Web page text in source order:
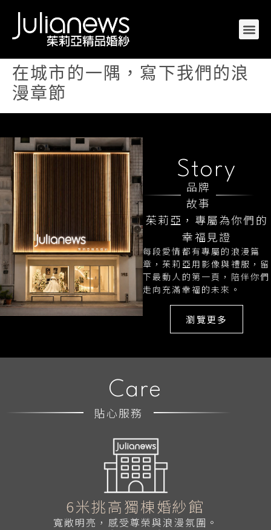
在城市的一隅，寫下我們的浪
漫章節
Story
品牌
故事
茱莉亞，專屬為你們的
幸福見證
每段愛情都有專屬的浪漫篇
章，茱莉亞用影像與禮服，留
下最動人的第一頁，陪伴你們
走向充滿幸福的未來。
瀏覽更多
Care
貼心服務
6米挑高獨棟婚紗館
寬敞明亮，感受尊榮與浪漫氛圍。